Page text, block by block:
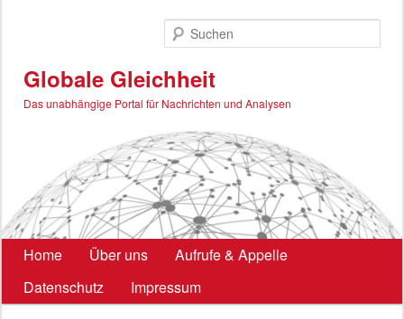
Globale Gleichheit
Das unabhängige Portal für Nachrichten und Analysen
Hauptmenü
Home Über uns
Aufrufe & Appelle
Datenschutz
Impressum